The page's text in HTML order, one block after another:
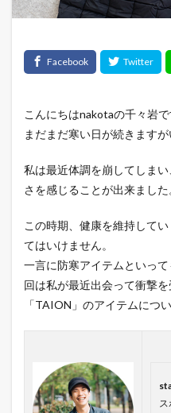
こんにちはnakotaの千々岩で
まだまだ寒い日が続きます
私は最近体調を崩してしま
さを感じることが出来ました
この時期、健康を維持して
てはいけません。
一言に防寒アイテムといっ
回は私が最近出会って衝撃
「TAION」のアイテムにつ
ス